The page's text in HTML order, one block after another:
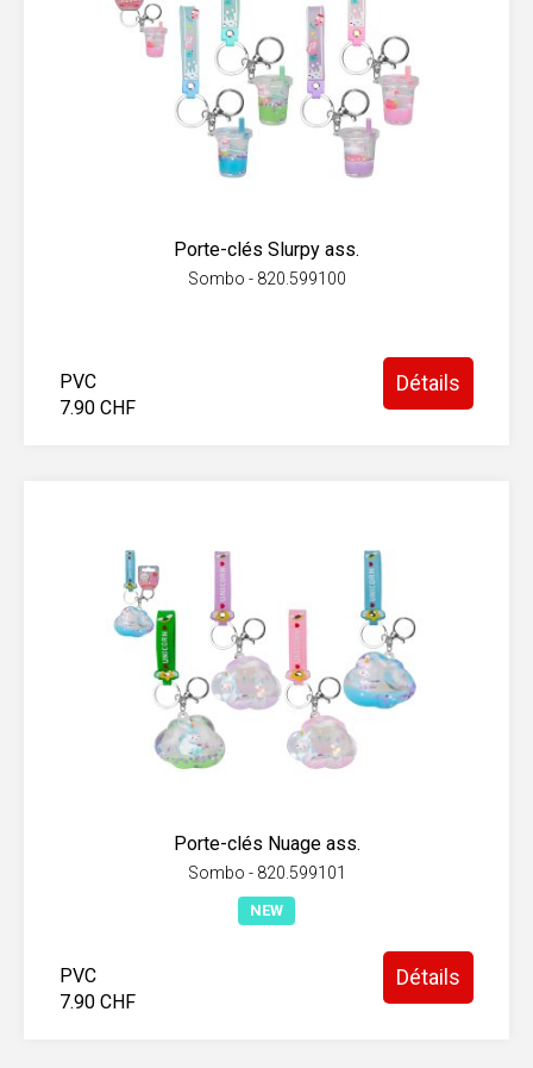
Porte-clés Slurpy ass.
Sombo - 820.599100
PVC
7.90 CHF
Détails
Porte-clés Nuage ass.
Sombo - 820.599101
NEW
PVC
7.90 CHF
Détails